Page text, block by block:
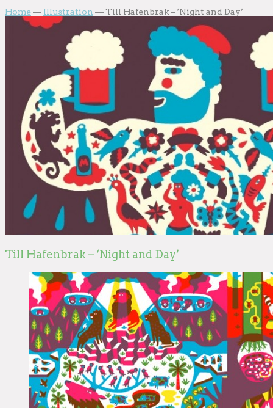
Home— Illustration —Till Hafenbrak – ‘Night and Day’
Till Hafenbrak – ‘Night and Day’